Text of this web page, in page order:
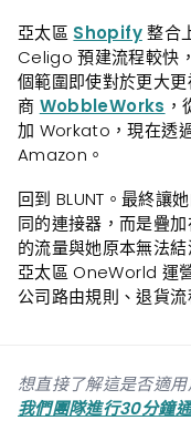
亞太區 Shopify整合
Celigo 預建流程較快
個範圍即使對於更大
商 WobbleWorks
加 Workato，現在透
Amazon。
回到 BLUNT。最終讓
同的連接器，而是疊
的流量與她原本無法
亞太區 OneWorld 運
公司路由規則、退貨
想直接了解這是否適
我們團隊進行30分鐘